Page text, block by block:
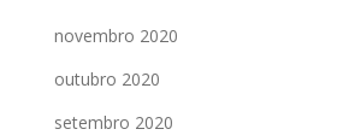
novembro 2020
outubro 2020
setembro 2020